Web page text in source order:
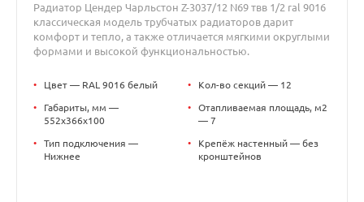
Радиатор Цендер Чарльстон Z-3037/12 N69 твв 1/2 ral 9016
классическая модель трубчатых радиаторов дарит
комфорт и тепло, а также отличается мягкими округлыми
формами и высокой функциональностью.
• Цвет — RAL 9016 белый
•
Габариты, мм —
552x366x100
•
Тип подключения —
Нижнее
• Кол-во секций — 12
•
Отапливаемая площадь, м2
— 7
•
Крепёж настенный — без
кронштейнов